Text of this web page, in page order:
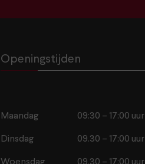
Openingstijden
Maandag 09:30 – 17:00 uur
Dinsdag 09.30 – 17:00 uur
Woensdag 09.30 – 17:00 uur